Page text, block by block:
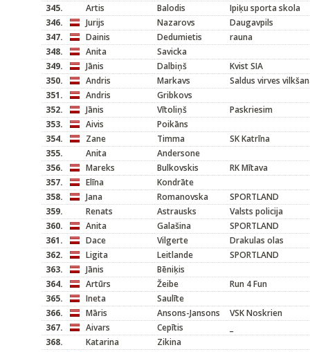
345.
Artis Balodis
Ipiķu sporta skola
346.
Jurijs Nazarovs
Daugavpils
347.
Dainis Dedumietis
rauna
348.
Anita
Savicka
349.
Jānis Dalbiņš
Kvist SIA
350.
Andris Markavs
Saldus virves
351.
Andris
Gribkovs
352.
Jānis Vītoliņš
Paskriesim
353.
Aivis
Poikāns
354.
Zane Timma
SK Katrīna
355.
Anita
Andersone
356.
Mareks Bulkovskis
RK Mītava
357.
Elīna
Kondrāte
358.
Jana Romanovska
SPORTLAND
359.
Renats Astrausks
Valsts policija
360.
Anita Galašina
SPORTLAND
361.
Dace Vilgerte
Drakulas olas
362.
Ligita Leitlande
SPORTLAND
363.
Jānis
Bēniķis
364.
Artūrs Žeibe
Run 4 Fun
365.
Ineta
Saulīte
366.
Māris Ansons-Jansons
VSK Noskrien
367.
Aivars Cepītis
368.
Katarina
Zikina